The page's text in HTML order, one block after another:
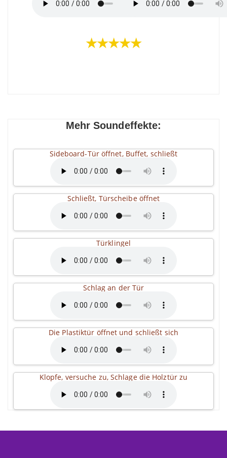
★★★★★
Mehr Soundeffekte:
Sideboard-Tür öffnet, Buffet, schließt
Schließt, Türscheibe öffnet
Türklingel
Schlag an der Tür
Die Plastiktür öffnet und schließt sich
Klopfe, versuche zu, Schlage die Holztür zu